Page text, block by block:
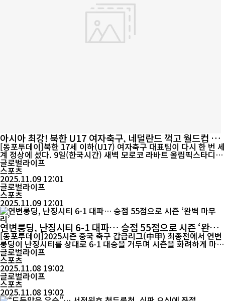
아시아 최강! 북한 U17 여자축구, 네덜란드 꺽고 월드컵 4회
우승
[동포투데이]북한 17세 이하(U17) 여자축구 대표팀이 다시 한 번 세
계 정상에 섰다. 9일(한국시간) 새벽 모로코 라바트 올림픽스타디움
에서 열린 2025 FIFA U17 여자월드컵 결승전에서 북한은 네덜란드
를 3-0으로 완파하고 대회 2연패를 달성했다. 이로써 북한은 통산
네 번째 우승을 차지하며, 대회 역사상 처음으로 ‘4회 챔피언’에 오
른 팀이 됐다. 이번 대회에서 북한의 행보는 그야말로 압도적이었다.
15일간 7경기를 모...
글로벌라이프
스포츠
2025.11.09 12:01
글로벌라이프
스포츠
2025.11.09 12:01
연변룽딩, 난징시티 6-1 대파… 승점 55점으로 시즌 ‘완벽
마무리’
[동포투데이]2025시즌 중국 축구 갑급리그(中甲) 최종전에서 연변
룽딩이 난징시티를 상대로 6-1 대승을 거두며 시즌을 화려하게 마무
리했다. 8일 오후 연길 홈구장에서 열린 경기에서 연변룽딩은 전반
14분, 포브스(福布斯)가 왼쪽 페널티박스에서 강력한 중거리 슈팅
으로 선제골을 터뜨리며 기선 제압에 성공했다. 이후 전반 43분 난
징시티의 딩윈펑(丁云峰)이 두 번째 경고를 받아 퇴장당하면서 경기
의...
글로벌라이프
스포츠
2025.11.08 19:02
글로벌라이프
스포츠
2025.11.08 19:02